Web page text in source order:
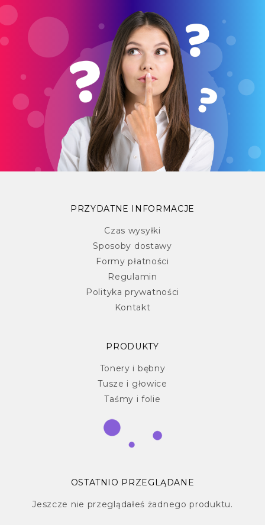
PRZYDATNE INFORMACJE
Czas wysyłki
Sposoby dostawy
Formy płatności
Regulamin
Polityka prywatności
Kontakt
PRODUKTY
Tonery i bębny
Tusze i głowice
Taśmy i folie
OSTATNIO PRZEGLĄDANE
Jeszcze nie przeglądałeś żadnego produktu.